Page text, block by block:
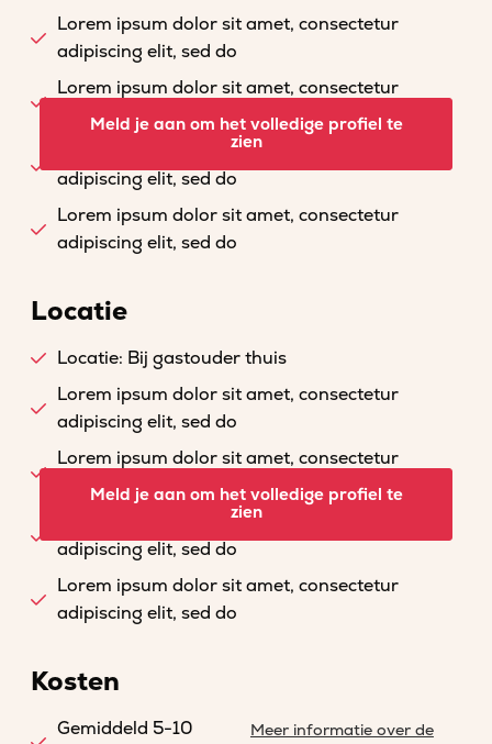
Lorem ipsum dolor sit amet, consectetur
adipiscing elit, sed do
Lorem ipsum dolor sit amet, consectetur
adipiscing elit, sed do
Lorem ipsum dolor sit amet, consectetur
adipiscing elit, sed do
Lorem ipsum dolor sit amet, consectetur
adipiscing elit, sed do
Meld je aan om het volledige profiel te
zien
Locatie
Locatie: Bij gastouder thuis
Lorem ipsum dolor sit amet, consectetur
adipiscing elit, sed do
Lorem ipsum dolor sit amet, consectetur
adipiscing elit, sed do
Lorem ipsum dolor sit amet, consectetur
adipiscing elit, sed do
Lorem ipsum dolor sit amet, consectetur
adipiscing elit, sed do
Meld je aan om het volledige profiel te
zien
Kosten
Gemiddeld 5-10
Meer informatie over de